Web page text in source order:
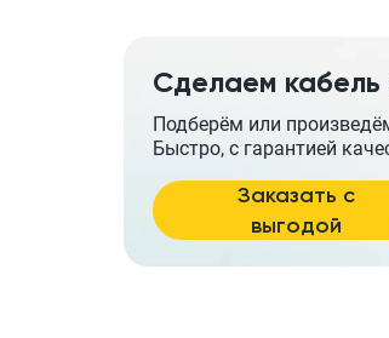
Сделаем кабель
Подберём или
Быстро, с гарантией
Заказать с
выгодой